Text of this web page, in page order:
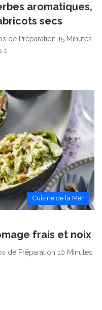
aromatiques,
secs
de Préparation 15 Minutes
1…
Cuisine de la Mer
frais et noix
de Préparation 10 Minutes